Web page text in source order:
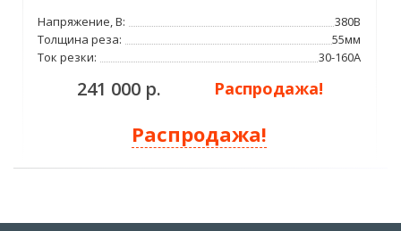
Напряжение, В:
380В
Толщина реза:
55мм
Ток резки:
30-160А
241 000 р. Распродажа!
Распродажа!